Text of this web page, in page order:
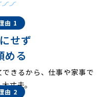
由 1
せず
める
きるから、仕事や家事で
丈夫。
由 2